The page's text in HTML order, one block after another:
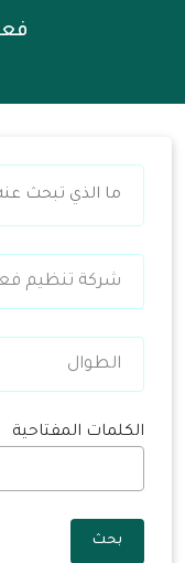
شركة تنظيم
الطوال
الكلمات المفتاحية
بحث